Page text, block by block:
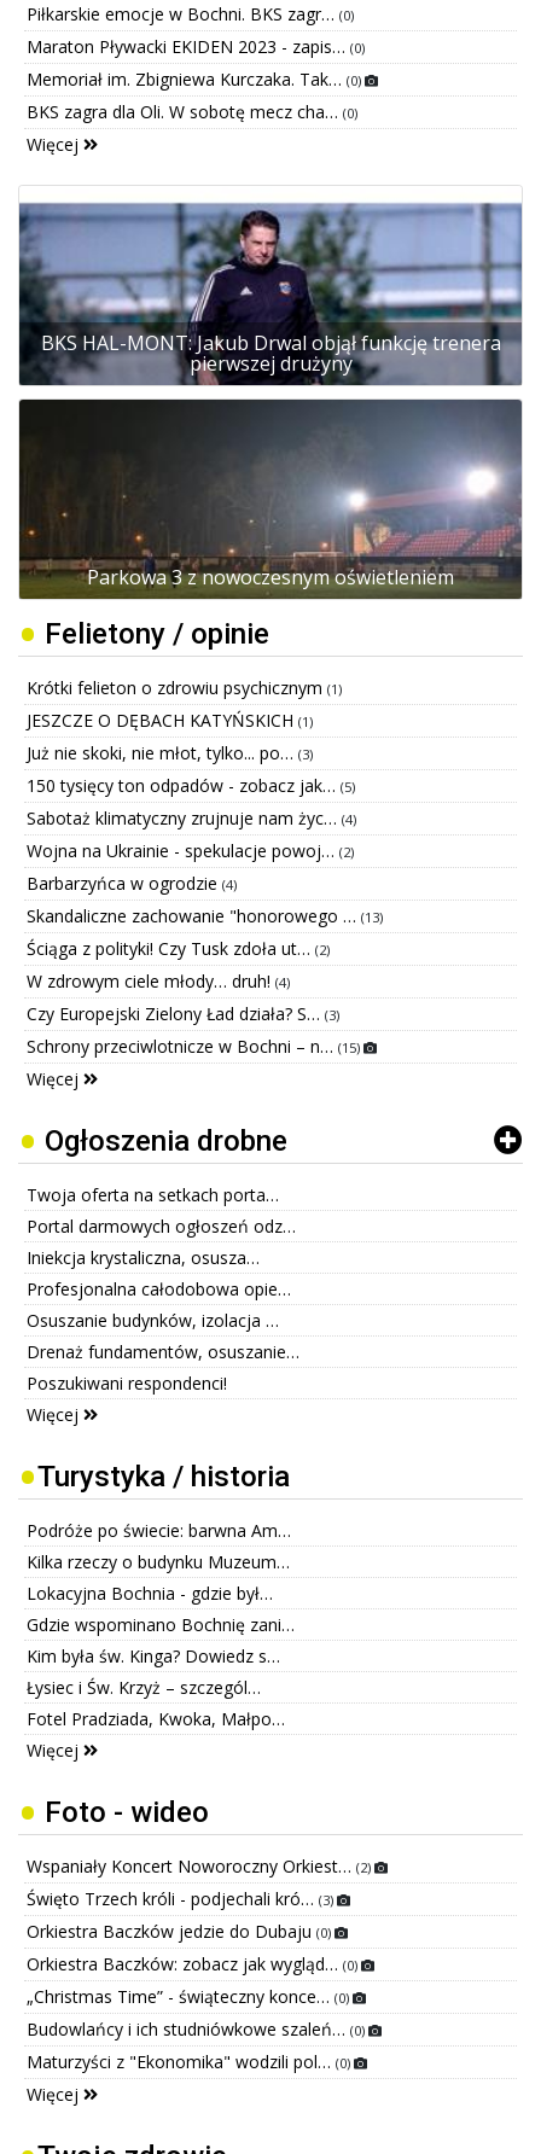
Piłkarskie emocje w Bochni. BKS zagr… (0)
Maraton Pływacki EKIDEN 2023 - zapis… (0)
Memoriał im. Zbigniewa Kurczaka. Tak… (0)
BKS zagra dla Oli. W sobotę mecz cha… (0)
Więcej
BKS HAL-MONT: Jakub Drwal objął funkcję trenera
pierwszej drużyny
Parkowa 3 z nowoczesnym oświetleniem
Felietony / opinie
Krótki felieton o zdrowiu psychicznym (1)
JESZCZE O DĘBACH KATYŃSKICH (1)
Już nie skoki, nie młot, tylko... po… (3)
150 tysięcy ton odpadów - zobacz jak… (5)
Sabotaż klimatyczny zrujnuje nam życ… (4)
Wojna na Ukrainie - spekulacje powoj… (2)
Barbarzyńca w ogrodzie (4)
Skandaliczne zachowanie "honorowego … (13)
Ściąga z polityki! Czy Tusk zdoła ut… (2)
W zdrowym ciele młody… druh! (4)
Czy Europejski Zielony Ład działa? S… (3)
Schrony przeciwlotnicze w Bochni – n… (15)
Więcej
Ogłoszenia drobne
Twoja oferta na setkach porta…
Portal darmowych ogłoszeń odz…
Iniekcja krystaliczna, osusza…
Profesjonalna całodobowa opie…
Osuszanie budynków, izolacja …
Drenaż fundamentów, osuszanie…
Poszukiwani respondenci!
Więcej
Turystyka / historia
Podróże po świecie: barwna Am…
Kilka rzeczy o budynku Muzeum…
Lokacyjna Bochnia - gdzie był…
Gdzie wspominano Bochnię zani…
Kim była św. Kinga? Dowiedz s…
Łysiec i Św. Krzyż – szczegól…
Fotel Pradziada, Kwoka, Małpo…
Więcej
Foto - wideo
Wspaniały Koncert Noworoczny Orkiest… (2)
Święto Trzech króli - podjechali kró… (3)
Orkiestra Baczków jedzie do Dubaju (0)
Orkiestra Baczków: zobacz jak wygląd… (0)
„Christmas Time” - świąteczny konce… (0)
Budowlańcy i ich studniówkowe szaleń… (0)
Maturzyści z "Ekonomika" wodzili pol… (0)
Więcej